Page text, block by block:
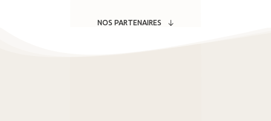
NOS PARTENAIRES